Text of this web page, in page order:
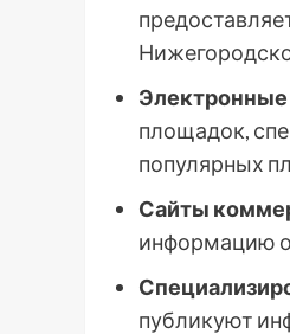
площадок,
популярных
Сайты
информацию о
публикуют